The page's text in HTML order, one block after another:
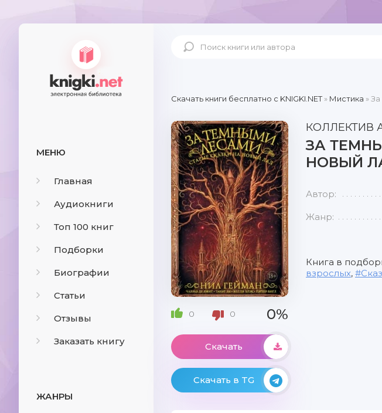
МЕНЮ
Главная
Аудиокниги
Топ 100 книг
Подборки
Биографии
Статьи
Отзывы
Заказать книгу
ЖАНРЫ
Скачать книги бесплатно c KNIGKI.NET» Мистика »
0 0 0%
Скачать
Скачать в TG
КОЛЛЕКТИВ
ЗА
НОВЫЙ
Автор:
Жанр:
Книга в
взрослых,